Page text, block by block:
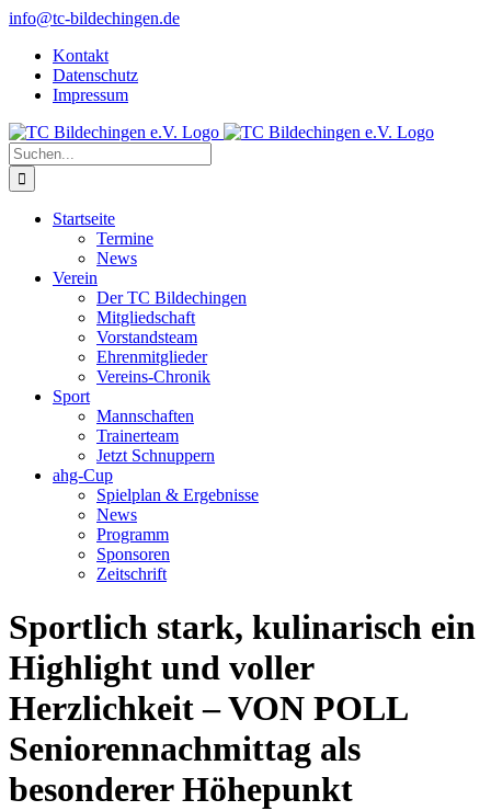
Zum
springen
info@tc-bildechingen.de
Kontakt
Datenschutz
Impressum
Suche
nach:
Startseite
Termine
News
Verein
Der TC Bildechingen
Mitgliedschaft
Vorstandsteam
Ehrenmitglieder
Vereins-Chronik
Sport
Mannschaften
Trainerteam
Jetzt Schnuppern
ahg-Cup
Spielplan & Ergebnisse
News
Programm
Sponsoren
Zeitschrift
Sportlich stark, kulinarisch ein
Highlight und voller
Herzlichkeit – VON POLL
Seniorennachmittag als
besonderer Höhepunkt